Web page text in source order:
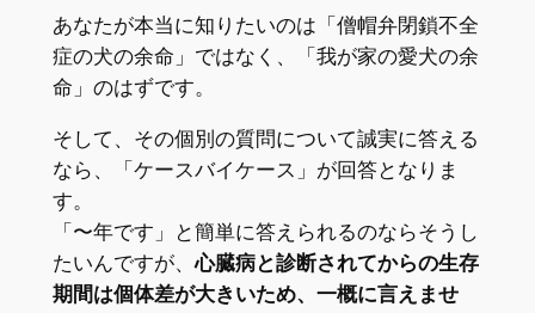
あなたが本当に知りたいのは「僧帽弁閉鎖不全
症の犬の余命」ではなく、「我が家の愛犬の余
命」のはずです。
そして、その個別の質問について誠実に答える
なら、「ケースバイケース」が回答となりま
す。
「〜年です」と簡単に答えられるのならそうし
たいんですが、心臓病と診断されてからの生存
期間は個体差が大きいため、一概に言えませ